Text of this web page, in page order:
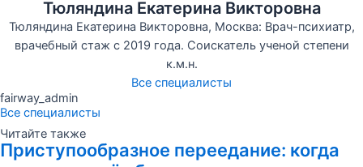
Тюляндина Екатерина Викторовна
Тюляндина Екатерина Викторовна, Москва: Врач-психиатр,
врачебный стаж с 2019 года. Соискатель ученой степени
к.м.н.
Все специалисты
fairway_admin
Все специалисты
Читайте также
Приступообразное переедание: когда